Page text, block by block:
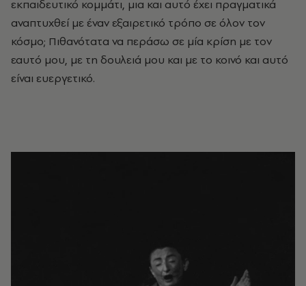
εκπαιδευτικό κομμάτι, μια και αυτό έχει πραγματικά
αναπτυχθεί με έναν εξαιρετικό τρόπο σε όλον τον
κόσμο; Πιθανότατα να περάσω σε μία κρίση με τον
εαυτό μου, με τη δουλειά μου και με το κοινό και αυτό
είναι ευεργετικό.